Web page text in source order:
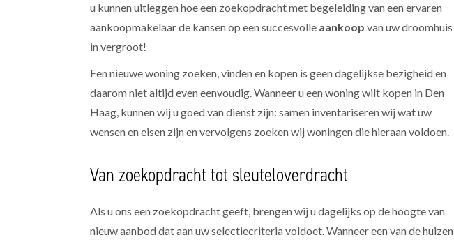
u kunnen uitleggen hoe een zoekopdracht met begeleiding van een ervaren
aankoopmakelaar de kansen op een succesvolle aankoop van uw droomhuis
in vergroot!
Een nieuwe woning zoeken, vinden en kopen is geen dagelijkse bezigheid en
daarom niet altijd even eenvoudig. Wanneer u een woning wilt kopen in Den
Haag, kunnen wij u goed van dienst zijn: samen inventariseren wij wat uw
wensen en eisen zijn en vervolgens zoeken wij woningen die hieraan voldoen.
Van zoekopdracht tot sleuteloverdracht
Als u ons een zoekopdracht geeft, brengen wij u dagelijks op de hoogte van
nieuw aanbod dat aan uw selectiecriteria voldoet. Wanneer een van de huizen